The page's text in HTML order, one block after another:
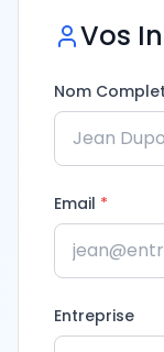
Vos
Nom Complet
Email *
Entreprise